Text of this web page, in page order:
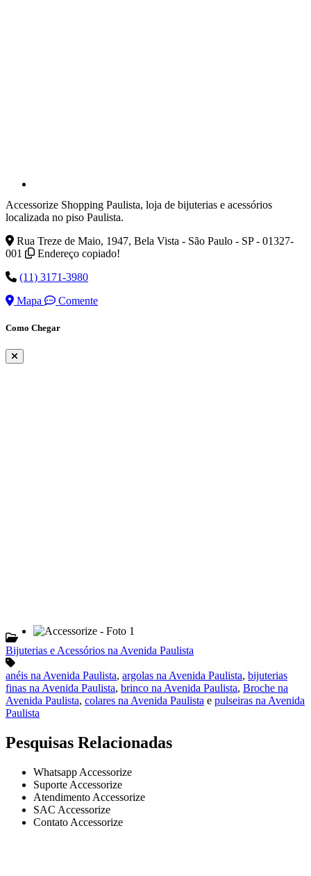
Accessorize Shopping Paulista, loja de bijuterias e acessórios
localizada no piso Paulista.
Rua Treze de Maio, 1947, Bela Vista - São Paulo - SP - 01327-
001
Endereço copiado!
(11) 3171-3980
Mapa
Comente
Como Chegar
Bijuterias e Acessórios na Avenida Paulista
anéis na Avenida Paulista, argolas na Avenida Paulista, bijuterias
finas na Avenida Paulista, brinco na Avenida Paulista, Broche na
Avenida Paulista, colares na Avenida Paulista e pulseiras na Avenida
Paulista
Pesquisas Relacionadas
Whatsapp Accessorize
Suporte Accessorize
Atendimento Accessorize
SAC Accessorize
Contato Accessorize